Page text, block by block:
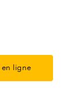
en ligne